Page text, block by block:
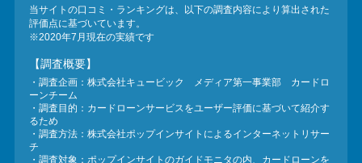
に悩む人へ街金をおすすめしな
い理由
質屋でお金を借りるには？年利
やシステムをカードローンと比
較
当サイトの口コミ・ランキングは、以下の調査内容により算出された
評価点に基づいています。
※2020年7月現在の実績です
【調査概要】
・調査企画：株式会社キュービック メディア第一事業部 カードロ
ーンチーム
・調査目的：カードローンサービスをユーザー評価に基づいて紹介す
るため
・調査方法：株式会社ポップインサイトによるインターネットリサー
チ
・調査対象：ポップインサイトのガイドモニタの内、カードローンを